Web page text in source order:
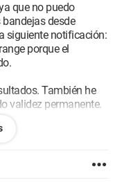
que no puedo
desde
siguiente notificación:
porque el
También he
validez permanente.